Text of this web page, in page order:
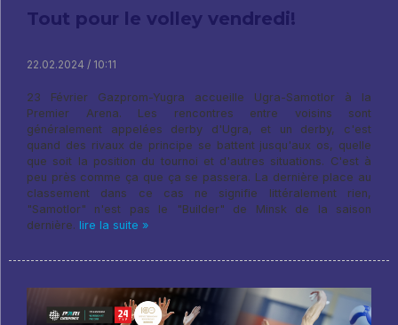
Tout pour le volley vendredi!
22.02.2024 / 10:11
23 Février Gazprom-Yugra accueille Ugra-Samotlor à la
Premier Arena. Les rencontres entre voisins sont
généralement appelées derby d'Ugra, et un derby, c'est
quand des rivaux de principe se battent jusqu'aux os, quelle
que soit la position du tournoi et d'autres situations. C'est à
peu près comme ça que ça se passera. La dernière place au
classement dans ce cas ne signifie littéralement rien,
"Samotlor" n'est pas le "Builder" de Minsk de la saison
dernière. lire la suite »